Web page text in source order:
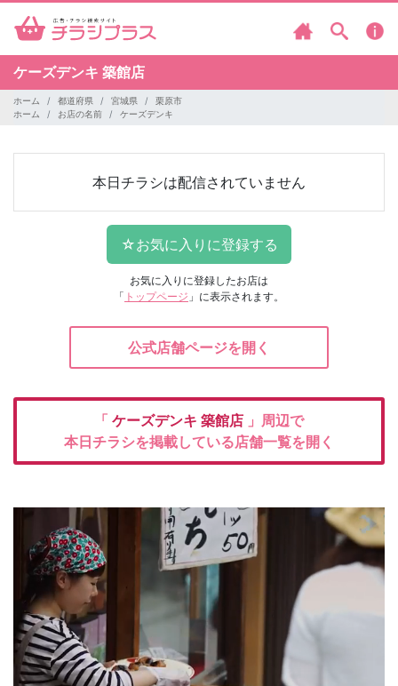
ケーズデンキ 築館店
ホーム 都道府県 宮城県
栗原市
ホーム
お店の名前 ケーズデンキ
本日チラシは配信されていません
お気に入りに登録したお店は
「 トップページ 」に表示されます。
公式店舗ページを開く
「 ケーズデンキ 築館店 」周辺で
本日チラシを掲載している店舗一覧を開く